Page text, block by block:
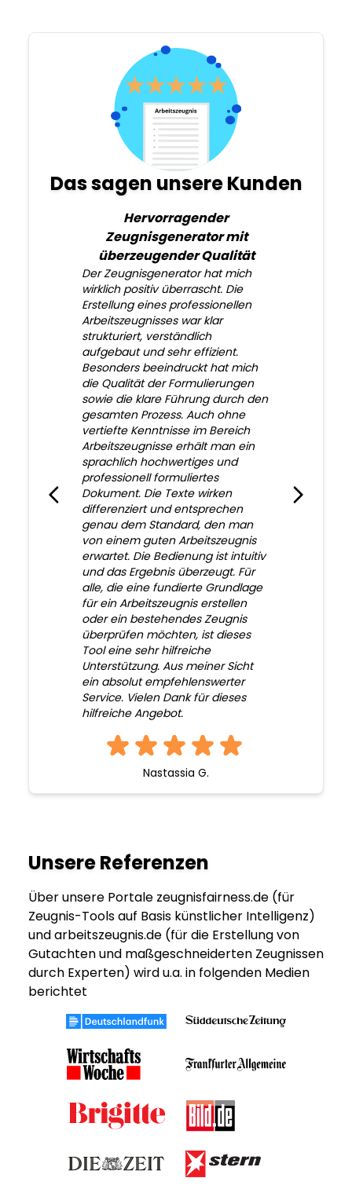
Das sagen unsere Kunden
Hervorragender
Zeugnisgenerator mit
überzeugender Qualität
Der Zeugnisgenerator hat mich
wirklich positiv überrascht. Die
Erstellung eines professionellen
Arbeitszeugnisses war klar
strukturiert, verständlich
aufgebaut und sehr effizient.
Besonders beeindruckt hat mich
die Qualität der Formulierungen
sowie die klare Führung durch den
gesamten Prozess. Auch ohne
vertiefte Kenntnisse im Bereich
Arbeitszeugnisse erhält man ein
sprachlich hochwertiges und
professionell formuliertes
Dokument. Die Texte wirken
differenziert und entsprechen
genau dem Standard, den man
von einem guten Arbeitszeugnis
erwartet. Die Bedienung ist intuitiv
und das Ergebnis überzeugt. Für
alle, die eine fundierte Grundlage
für ein Arbeitszeugnis erstellen
oder ein bestehendes Zeugnis
überprüfen möchten, ist dieses
Tool eine sehr hilfreiche
Unterstützung. Aus meiner Sicht
ein absolut empfehlenswerter
Service. Vielen Dank für dieses
hilfreiche Angebot.
Nastassia G.
Unsere Referenzen
Über unsere Portale zeugnisfairness.de (für
Zeugnis-Tools auf Basis künstlicher Intelligenz)
und arbeitszeugnis.de (für die Erstellung von
Gutachten und maßgeschneiderten Zeugnissen
durch Experten) wird u.a. in folgenden Medien
berichtet